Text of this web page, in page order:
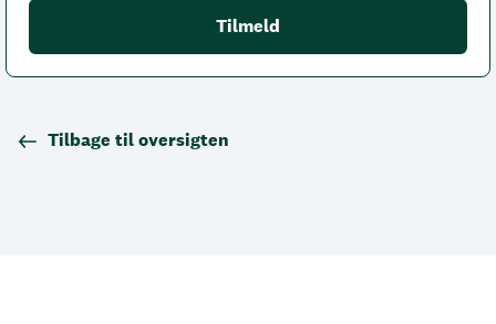
Tilbage til oversigten